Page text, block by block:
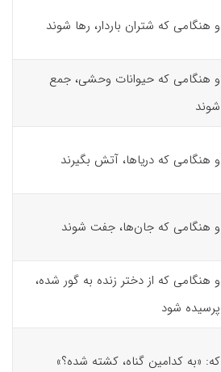
و هنگامی که شتران باردار، رها شوند
و هنگامی که حیوانات وحشی، جمع
شوند
و هنگامی که دریاها، آتش بگیرند
و هنگامی که جان‌ها، جفت شوند
و هنگامی که از دختر زنده به گور شده،
پرسیده شود
که: «به کدامین گناه، کشته شده؟»